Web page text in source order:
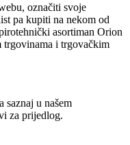
označiti svoje
pa kupiti na nekom od
asortiman Orion
trgovinama i trgovačkim
saznaj u našem
za prijedlog.